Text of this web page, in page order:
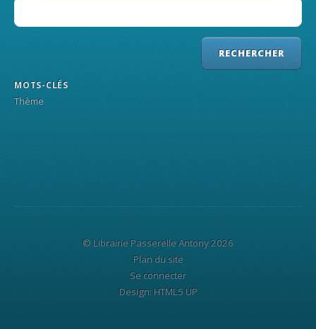
MOTS-CLÉS
Thème
© Librairie Passerelle Antony 2026
Plan du site
Se connecter
Design: HTML5 UP